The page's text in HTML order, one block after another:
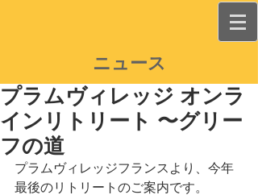
ニュース
プラムヴィレッジ オンラ
インリトリート 〜グリー
フの道
プラムヴィレッジフランスより、今年
最後のリトリートのご案内です。